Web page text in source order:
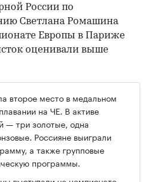
России по
Светлана Ромашина
Европы в Париже
оценивали выше
второе место в медальном
на ЧЕ. В активе
— три золотые, одна
Россияне выиграли
а также групповые
программы.